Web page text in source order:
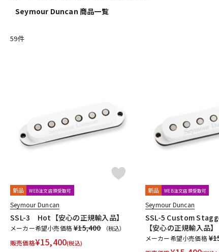
エレキギター
DJ機器
Seymour Duncan 商品一覧
59件
新品 WEB注文店頭受取可
Seymour Duncan
SSL-3 Hot【安心の正規輸入品】
メーカー希望小売価格¥15,400 （税込）
販売価格¥15,400(税込)
新品 WEB注文店頭受取可
Seymour Duncan
SSL-5 Custom
【安心の正規輸入品】
メーカー希望小売価格